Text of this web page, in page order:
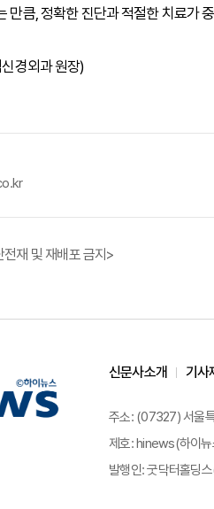
만큼, 정확한 진단과 적절한 치료가
경외과 원장)
재 및 재배포 금지>
신문사소개 기사
주소: (07327) 서울
제호: hinews(하이
발행인: 굿닥터홀딩